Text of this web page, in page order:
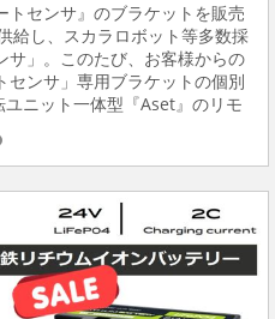
センサ』のブラケットを販売
給し、スカラロボット等多数採
サ」。このたび、お客様からの
ンサ」専用ブラケットの個別
ニット⼀体型『Aset』のリモ